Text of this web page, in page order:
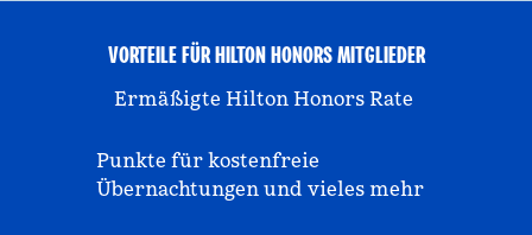
VORTEILE FÜR HILTON HONORS MITGLIEDER
Ermäßigte Hilton Honors Rate
Punkte für kostenfreie
Übernachtungen und vieles mehr